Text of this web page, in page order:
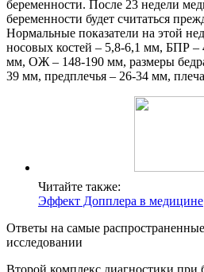
беременности. После 23 недели
беременности будет считаться
Нормальные показатели на этой
носовых костей – 5,8-6,1 мм, БПР
мм, ОЖ – 148-190 мм, размеры
39 мм, предплечья – 26-34 мм,
Читайте также:
Эффект Допплера в медицине
Ответы на самые
исследовании
Второй комплекс диагностики при